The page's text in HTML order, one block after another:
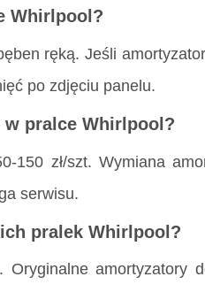
Whirlpool?
ręką. Jeśli
po zdjęciu panelu.
pralce Whirlpool?
150 zł/szt. Wymiana
serwisu.
pralek Whirlpool?
amortyzatory